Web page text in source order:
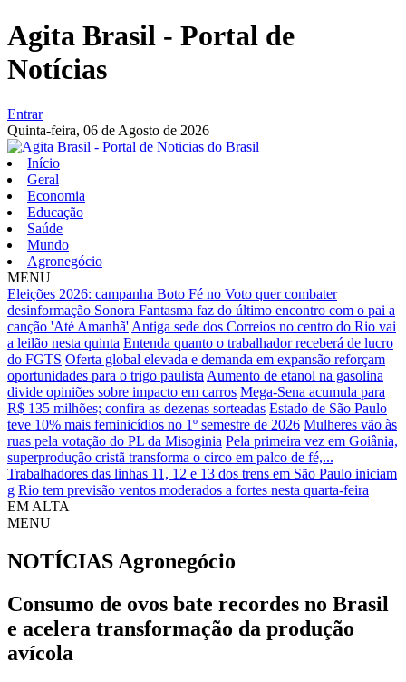
Agita Brasil - Portal de
Notícias
Entrar
Quinta-feira, 06 de Agosto de 2026
Início
Geral
Economia
Educação
Saúde
Mundo
Agronegócio
MENU
Eleições 2026: campanha Boto Fé no Voto quer combater
desinformação Sonora Fantasma faz do último encontro com o pai a
canção 'Até Amanhã' Antiga sede dos Correios no centro do Rio vai
a leilão nesta quinta Entenda quanto o trabalhador receberá de lucro
do FGTS Oferta global elevada e demanda em expansão reforçam
oportunidades para o trigo paulista Aumento de etanol na gasolina
divide opiniões sobre impacto em carros Mega-Sena acumula para
R$ 135 milhões; confira as dezenas sorteadas Estado de São Paulo
teve 10% mais feminicídios no 1º semestre de 2026 Mulheres vão às
ruas pela votação do PL da Misoginia Pela primeira vez em Goiânia,
superprodução cristã transforma o circo em palco de fé,...
Trabalhadores das linhas 11, 12 e 13 dos trens em São Paulo iniciam
g Rio tem previsão ventos moderados a fortes nesta quarta-feira
EM ALTA
MENU
NOTÍCIAS Agronegócio
Consumo de ovos bate recordes no Brasil
e acelera transformação da produção
avícola